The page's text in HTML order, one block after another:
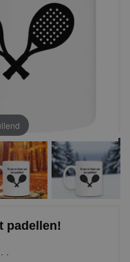
padellen!